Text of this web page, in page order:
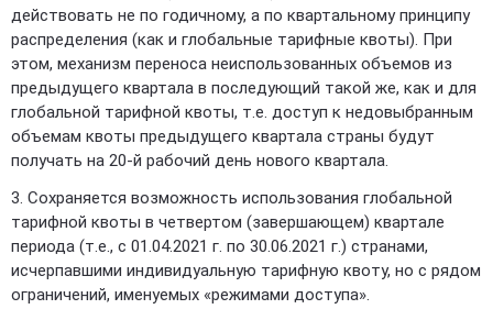
действовать не по годичному, а по квартальному принципу
распределения (как и глобальные тарифные квоты). При
этом, механизм переноса неиспользованных объемов из
предыдущего квартала в последующий такой же, как и для
глобальной тарифной квоты, т.е. доступ к недовыбранным
объемам квоты предыдущего квартала страны будут
получать на 20-й рабочий день нового квартала.
3. Сохраняется возможность использования глобальной
тарифной квоты в четвертом (завершающем) квартале
периода (т.е., с 01.04.2021 г. по 30.06.2021 г.) странами,
исчерпавшими индивидуальную тарифную квоту, но с рядом
ограничений, именуемых «режимами доступа».